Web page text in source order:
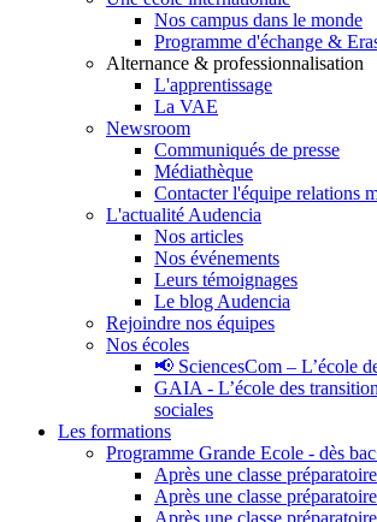
Nos campus dans le monde
Programme d'échange &
Alternance & professionnalisation
L'apprentissage
La VAE
Newsroom
Communiqués de presse
Médiathèque
Contacter l'équipe relations
L'actualité Audencia
Nos articles
Nos événements
Leurs témoignages
Le blog Audencia
Rejoindre nos équipes
Nos écoles
📢 SciencesCom – L’école
GAIA - L’école des
sociales
Les formations
Programme Grande Ecole - dès
Après une classe
Après une classe
Après une classe